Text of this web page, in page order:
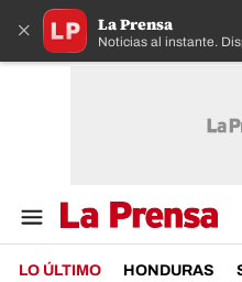
× La Prensa
Noticias al instante.
LO ÚLTIMO HONDURAS